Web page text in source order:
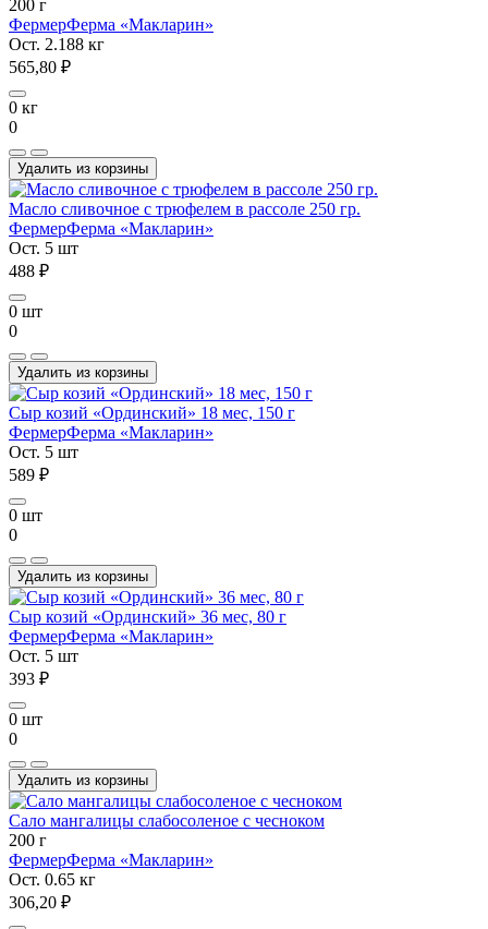
200 г
ФермерФерма «Макларин»
Ост. 2.188 кг
565,80 ₽
0 кг
0
Удалить из корзины
Масло сливочное с трюфелем в рассоле 250 гр.
ФермерФерма «Макларин»
Ост. 5 шт
488 ₽
0 шт
0
Удалить из корзины
Сыр козий «Ординский» 18 мес, 150 г
ФермерФерма «Макларин»
Ост. 5 шт
589 ₽
0 шт
0
Удалить из корзины
Сыр козий «Ординский» 36 мес, 80 г
ФермерФерма «Макларин»
Ост. 5 шт
393 ₽
0 шт
0
Удалить из корзины
Сало мангалицы слабосоленое с чесноком
200 г
ФермерФерма «Макларин»
Ост. 0.65 кг
306,20 ₽